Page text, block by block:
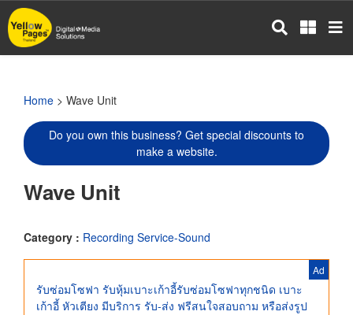
Skip
to
main
Home > Wave Unit
Do you own this business? Get special discounts to
make a website.
Wave Unit
Category : Recording Service-Sound
Ad
รับซ่อมโซฟา รับหุ้มเบาะเก้าอี้รับซ่อมโซฟาทุกชนิด เบาะ
เก้าอี้ หัวเตียง มีบริการ รับ-ส่ง ฟรีสนใจสอบถาม หรือส่งรูป